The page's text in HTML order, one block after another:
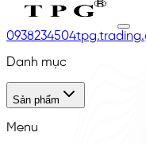
0938234504
Danh mục
Sản phẩm
Menu